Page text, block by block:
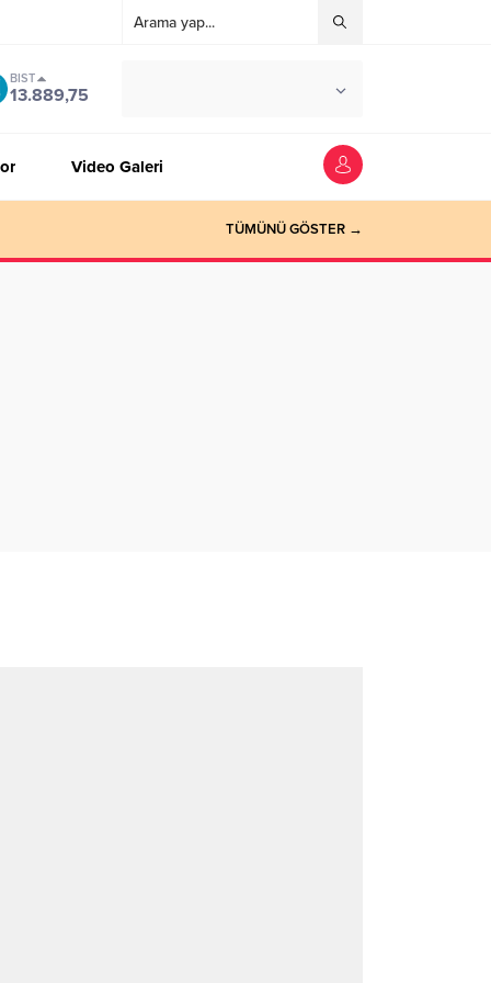
BIST
13.889,75
Video Galeri
TÜMÜNÜ GÖSTER →